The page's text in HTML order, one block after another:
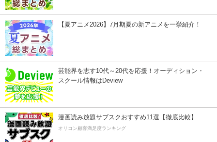
【夏アニメ2026】7月期夏の新アニメを一挙紹介！
芸能界を志す10代～20代を応援！オーディション・
スクール情報はDeview
漫画読み放題サブスクおすすめ11選【徹底比較】
オリコン顧客満足度ランキング